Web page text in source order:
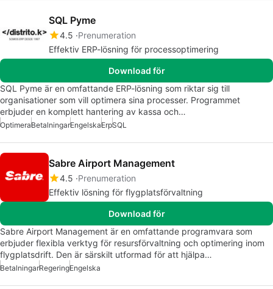
SQL Pyme
4.5 Prenumeration
Effektiv ERP-lösning för processoptimering
Download för
SQL Pyme är en omfattande ERP-lösning som riktar sig till
organisationer som vill optimera sina processer. Programmet
erbjuder en komplett hantering av kassa och…
OptimeraBetalningarEngelskaErpSQL
Sabre Airport Management
4.5 Prenumeration
Effektiv lösning för flygplatsförvaltning
Download för
Sabre Airport Management är en omfattande programvara som
erbjuder flexibla verktyg för resursförvaltning och optimering inom
flygplatsdrift. Den är särskilt utformad för att hjälpa…
BetalningarRegeringEngelska